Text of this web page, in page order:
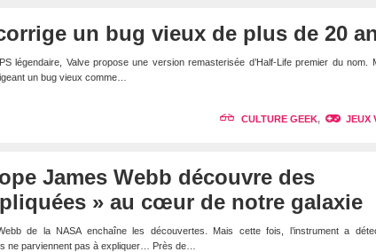
un bug vieux de plus de 20
légendaire, Valve propose une version remasterisée d’Half-Life premier du nom.
un bug vieux comme…
CULTURE GEEK, JEUX
James Webb découvre des
» au cœur de notre galaxie
de la NASA enchaîne les découvertes. Mais cette fois, l’instrument a
ne parviennent pas à expliquer… Près de…